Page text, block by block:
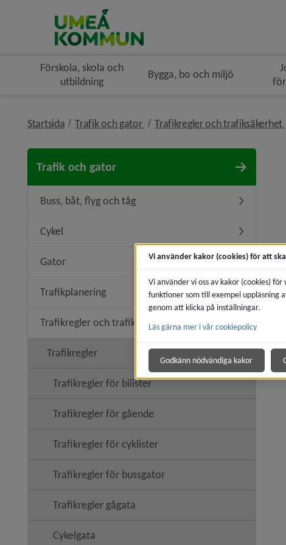
Förskola, skola och
utbildning
Bygga, bo och miljö
Startsida Trafik och gator nivå i brödsmulenavigeringen
Trafikregler och trafiksäkerhet
Trafik och gator
Buss, båt, flyg och tåg Undermeny
Cykel Undermeny
Gator
Trafikplanering Undermeny
Trafikregler och trafiksäkerhet Undermeny
Trafikregler Undermeny
Trafikregler för bilister
Trafikregler för gående
Trafikregler för cyklister
Trafikregler för bussgator
Trafikregler gågata
Cykelgata
Vi använder kakor (cookies) för att
Vi använder vi oss av kakor (cookies)
funktioner som till exempel uppläsning
genom att klicka på inställningar.
Läs gärna mer i vår cookiepolicy
Godkänn nödvändiga kakor